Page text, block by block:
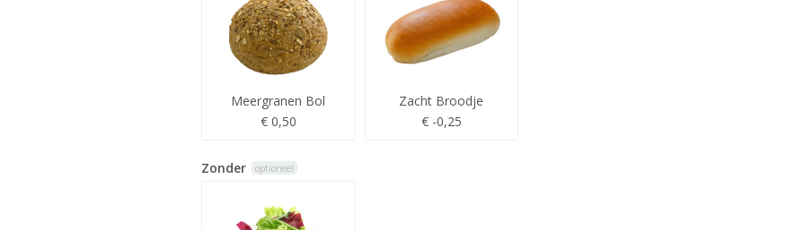
Meergranen Bol
€ 0,50
Zacht Broodje
€ -0,25
Zonder optioneel